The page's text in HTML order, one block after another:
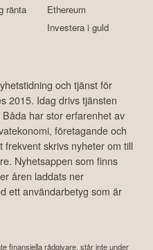
ränta
Ethereum
Investera i guld
och tjänst för
2015. Idag drivs tjänsten
Båda har stor erfarenhet av
företagande och
skrivs nyheter om till
Nyhetsappen som finns
åren laddats ner
ett användarbetyg som är
finansiella rådgivare, står inte under